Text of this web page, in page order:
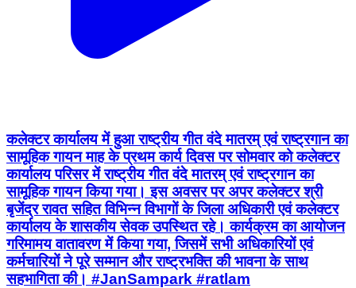
कलेक्टर कार्यालय में हुआ राष्ट्रीय गीत वंदे मातरम् एवं राष्ट्रगान का
सामूहिक गायन माह के प्रथम कार्य दिवस पर सोमवार को कलेक्टर
कार्यालय परिसर में राष्ट्रीय गीत वंदे मातरम् एवं राष्ट्रगान का
सामूहिक गायन किया गया। इस अवसर पर अपर कलेक्टर श्री
बृजेंद्र रावत सहित विभिन्न विभागों के जिला अधिकारी एवं कलेक्टर
कार्यालय के शासकीय सेवक उपस्थित रहे। कार्यक्रम का आयोजन
गरिमामय वातावरण में किया गया, जिसमें सभी अधिकारियों एवं
कर्मचारियों ने पूरे सम्मान और राष्ट्रभक्ति की भावना के साथ
सहभागिता की। #JanSampark #ratlam